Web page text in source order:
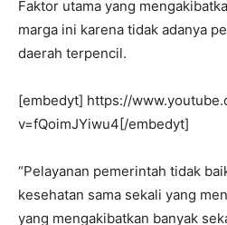
Faktor utama yang
marga ini karena tidak adanya
daerah terpencil.
[embedyt] https://
v=fQoimJYiwu4[/embedyt]
“Pelayanan pemerintah tidak
kesehatan sama sekali yang
yang mengakibatkan banyak